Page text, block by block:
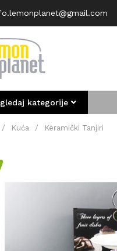
kategorije
/ Kuća / Keramički Tanjiri